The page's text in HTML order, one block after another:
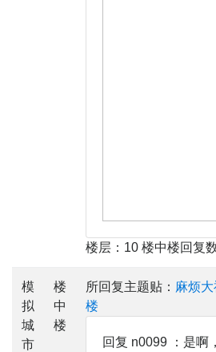
楼层：10 楼中楼回复
模
拟
城
市
楼
中
楼
所回复主题贴： 麻烦
楼
回复 n0099 ：是啊